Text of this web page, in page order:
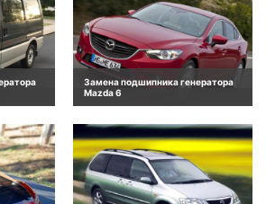
Замена подшипника генератора
Mazda 6